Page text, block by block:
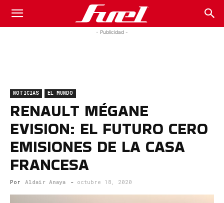
Fuel
Magazine
- Publicidad -
NOTICIAS EL MUNDO
RENAULT MÉGANE
EVISION: EL FUTURO CERO
EMISIONES DE LA CASA
FRANCESA
Por Aldair Anaya - octubre 18, 2020